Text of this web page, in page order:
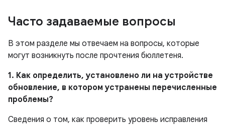
Часто задаваемые вопросы
В этом разделе мы отвечаем на вопросы, которые
могут возникнуть после прочтения бюллетеня.
1. Как определить, установлено ли на устройстве
обновление, в котором устранены перечисленные
проблемы?
Сведения о том, как проверить уровень исправления